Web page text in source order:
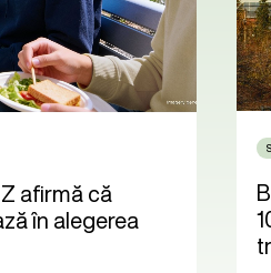
afirmă că
în alegerea